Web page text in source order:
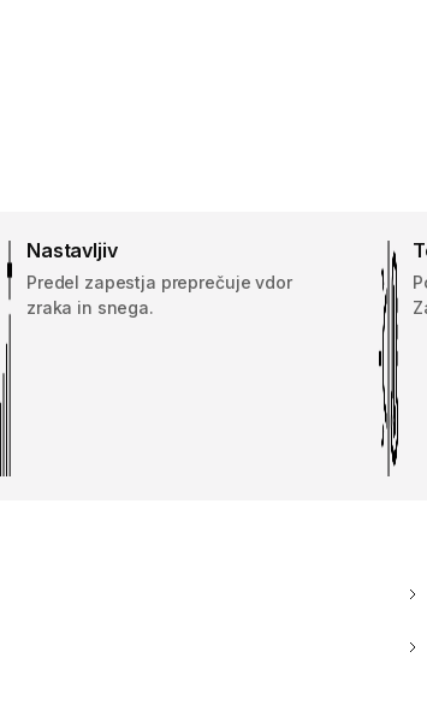
Nastavljiv
Predel zapestja preprečuje vdor
zraka in snega.